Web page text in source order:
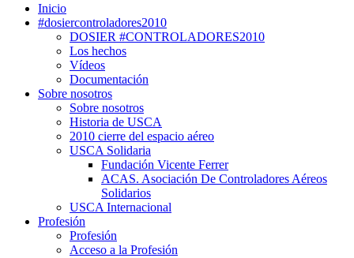
Inicio
#dosiercontroladores2010
DOSIER #CONTROLADORES2010
Los hechos
Vídeos
Documentación
Sobre nosotros
Sobre nosotros
Historia de USCA
2010 cierre del espacio aéreo
USCA Solidaria
Fundación Vicente Ferrer
ACAS. Asociación De Controladores Aéreos
Solidarios
USCA Internacional
Profesión
Profesión
Acceso a la Profesión